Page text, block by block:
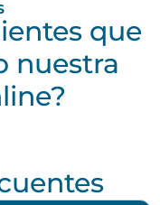
que
nuestra